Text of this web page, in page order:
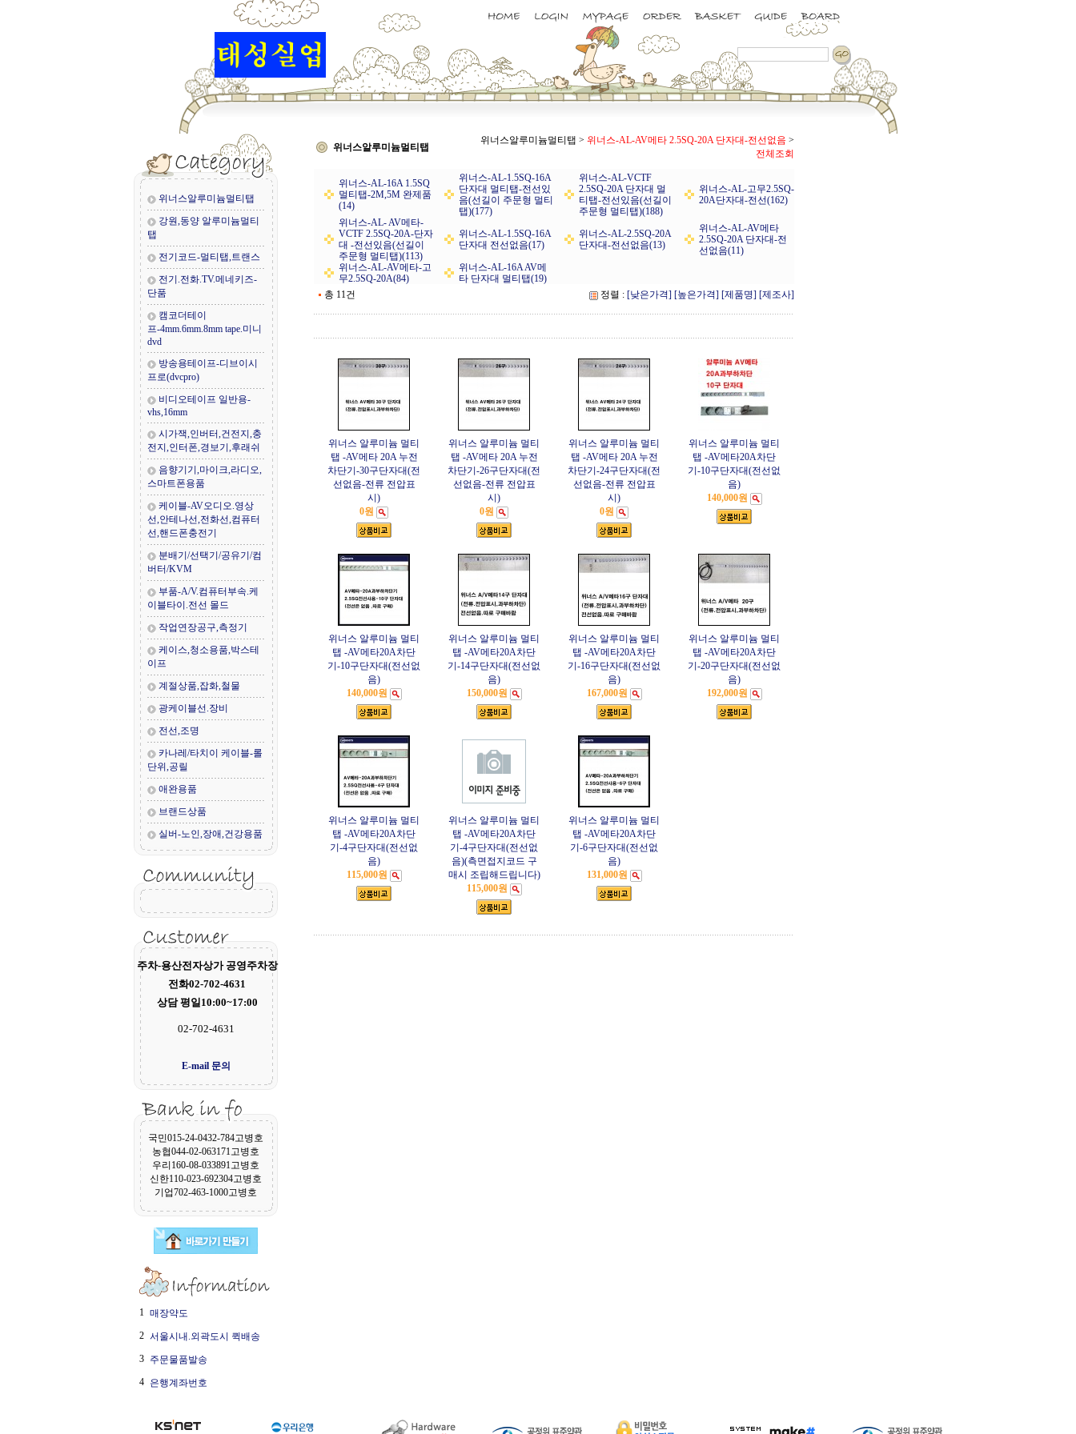
위너스알루미늄멀티탭
강원,동양 알루미늄멀티
탭
전기코드-멀티탭,트랜스
전기.전화.TV.메네키즈-
단품
캠코더테이
프-4mm.6mm.8mm tape.미니
dvd
방송용테이프-디브이시
프로(dvcpro)
비디오테이프 일반용-
vhs,16mm
시가잭,인버터,건전지,충
전지,인터폰,경보기,후래쉬
음향기기,마이크,라디오,
스마트폰용품
케이블-AV오디오.영상
선,안테나선,전화선,컴퓨터
선,핸드폰충전기
분배기/선택기/공유기/컴
버터/KVM
부품-A/V.컴퓨터부속.케
이블타이.전선 몰드
작업연장공구,측정기
케이스,청소용품,박스테
이프
계절상품,잡화,철물
광케이블선.장비
전선,조명
카나레/타치이 케이블-롤
단위,공릴
애완용품
브랜드상품
실버-노인,장애,건강용품
주차-용산전자상가 공영주차장
전화02-702-4631
상담 평일10:00~17:00
02-702-4631
E-mail 문의
국민015-24-0432-784고병호
농협044-02-063171고병호
우리160-08-033891고병호
신한110-023-692304고병호
기업702-463-1000고병호
1 매장약도
2 서울시내.외곽도시 퀵배송
3 주문물품발송
4 은행계좌번호
위너스알루미늄멀티탭
위너스알루미늄멀티탭 > 위너스-AL-AV메타 2.5SQ-20A 단자대-전선없음 >
전체조회
위너스-AL-16A 1.5SQ
멀티탭-2M,5M 완제품
(14)
위너스-AL-1.5SQ-16A
단자대 멀티탭-전선있
음(선길이 주문형 멀티
탭)(177)
위너스-AL-VCTF
2.5SQ-20A 단자대 멀
티탭-전선있음(선길이
주문형 멀티탭)(188)
위너스-AL-고무2.5SQ-
20A단자대-전선(162)
위너스-AL- AV메타-
VCTF 2.5SQ-20A-단자
대 -전선있음(선길이
주문형 멀티탭)(113)
위너스-AL-1.5SQ-16A
단자대 전선없음(17)
위너스-AL-2.5SQ-20A
단자대-전선없음(13)
위너스-AL-AV메타
2.5SQ-20A 단자대-전
선없음(11)
위너스-AL-AV메타-고
무2.5SQ-20A(84)
위너스-AL-16A AV메
타 단자대 멀티탭(19)
총 11건
정렬 : [낮은가격] [높은가격] [제품명] [제조사]
위너스 알루미늄 멀티
탭 -AV메타 20A 누전
차단기-30구단자대(전
선없음-전류 전압표
시)
0원
위너스 알루미늄 멀티
탭 -AV메타 20A 누전
차단기-26구단자대(전
선없음-전류 전압표
시)
0원
위너스 알루미늄 멀티
탭 -AV메타 20A 누전
차단기-24구단자대(전
선없음-전류 전압표
시)
0원
위너스 알루미늄 멀티
탭 -AV메타20A차단
기-10구단자대(전선없
음)
140,000원
위너스 알루미늄 멀티
탭 -AV메타20A차단
기-10구단자대(전선없
음)
140,000원
위너스 알루미늄 멀티
탭 -AV메타20A차단
기-14구단자대(전선없
음)
150,000원
위너스 알루미늄 멀티
탭 -AV메타20A차단
기-16구단자대(전선없
음)
167,000원
위너스 알루미늄 멀티
탭 -AV메타20A차단
기-20구단자대(전선없
음)
192,000원
위너스 알루미늄 멀티
탭 -AV메타20A차단
기-4구단자대(전선없
음)
115,000원
위너스 알루미늄 멀티
탭 -AV메타20A차단
기-4구단자대(전선없
음)(측면접지코드 구
매시 조립해드립니다)
115,000원
위너스 알루미늄 멀티
탭 -AV메타20A차단
기-6구단자대(전선없
음)
131,000원